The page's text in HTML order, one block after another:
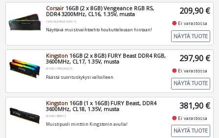
Corsair 16GB (2 x 8GB) Vengeance RGB RS,
DDR4 3200MHz, CL16, 1.35V, musta
CMG16GX4M2E3200C16
Näyttävä muistivaihtoehto houkuttelevaan hintaan!
209,90 €
fiber_manual_record Ei varastossa
NÄYTÄ TUOTE
Kingston 16GB (2 x 8GB) FURY Beast DDR4 RGB,
3600MHz, CL17, 1.35V, musta
KF436C17BB2AK2/16
Päästä suorituskykysi valloilleen.
297,90 €
fiber_manual_record Ei varastossa
NÄYTÄ TUOTE
Kingston 16GB (1 x 16GB) FURY Beast, DDR4
3600MHz, CL18, 1.35V, musta
KF436C18BB/16
Muistipuoli minttiin Kingstonin avulla!
381,90 €
fiber_manual_record Ei varastossa
NÄYTÄ TUOTE